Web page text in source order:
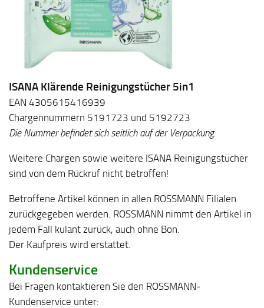
ISANA Klärende Reinigungstücher 5in1
EAN 4305615416939
Chargennummern 5191723 und 5192723
Die Nummer befindet sich seitlich auf der Verpackung.
Weitere Chargen sowie weitere ISANA Reinigungstücher
sind von dem Rückruf nicht betroffen!
Betroffene Artikel können in allen ROSSMANN Filialen
zurückgegeben werden. ROSSMANN nimmt den Artikel in
jedem Fall kulant zurück, auch ohne Bon.
Der Kaufpreis wird erstattet.
Kundenservice
Bei Fragen kontaktieren Sie den ROSSMANN‐
Kundenservice unter: